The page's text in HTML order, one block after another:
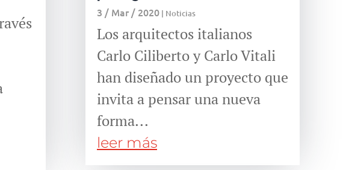
3 / Mar / 2020 | Noticias
Los arquitectos italianos
Carlo Ciliberto y Carlo Vitali
han diseñado un proyecto que
invita a pensar una nueva
forma...
leer más